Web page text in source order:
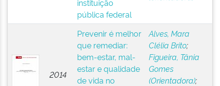
instituição
pública federal
2014
Prevenir é melhor
que remediar:
bem-estar, mal-
estar e qualidade
de vida no
Alves, Mara
Clélia Brito;
Figueira, Tânia
Gomes
(Orientadora);